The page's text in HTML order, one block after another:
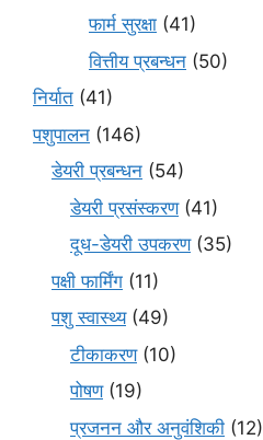
फार्म सुरक्षा (41)
वित्तीय प्रबन्धन (50)
निर्यात (41)
पशुपालन (146)
डेयरी प्रबन्धन (54)
डेयरी प्रसंस्करण(41)
दूध-डेयरी उपकरण(35)
पक्षी फार्मिंग (11)
पशु स्वास्थ्य(49)
टीकाकरण(10)
पोषण(19)
प्रजनन और अनुवंशिकी (12)